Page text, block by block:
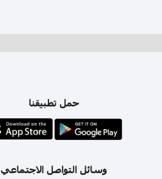
حمل تطبيقنا
وسائل التواصل الاجتماعي